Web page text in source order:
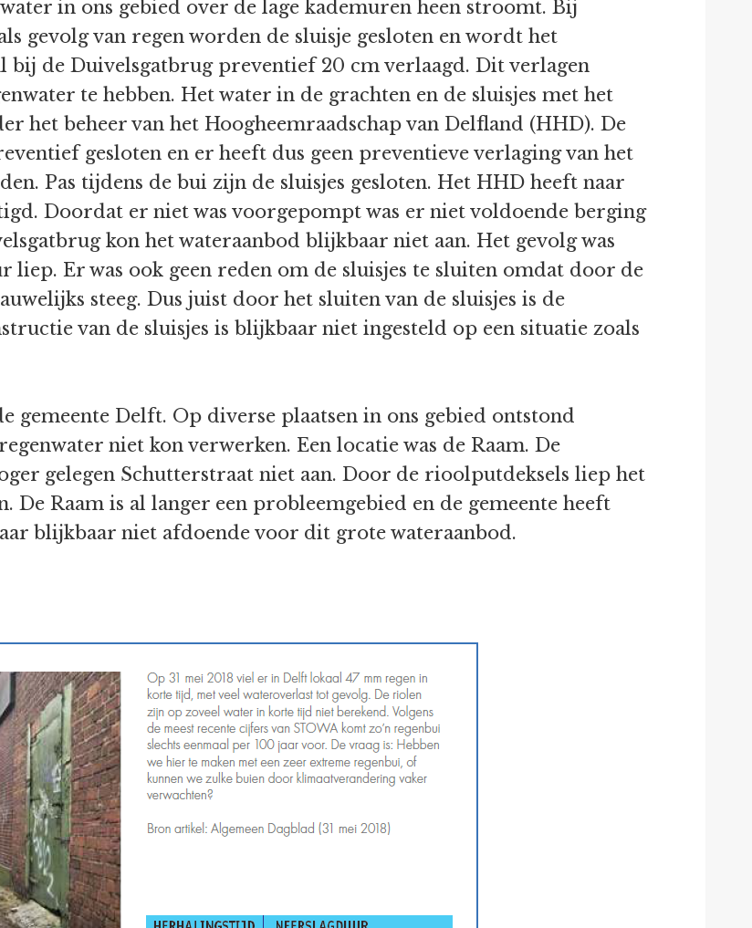
in ons gebied over de lage kademuren heen stroomt. Bij
gevolg van regen worden de sluisje gesloten en wordt het
bij de Duivelsgatbrug preventief 20 cm verlaagd. Dit verlagen
te hebben. Het water in de grachten en de sluisjes met het
het beheer van het Hoogheemraadschap van Delfland (HHD). De
gesloten en er heeft dus geen preventieve verlaging van het
Pas tijdens de bui zijn de sluisjes gesloten. Het HHD heeft naar
Doordat er niet was voorgepompt was er niet voldoende berging
kon het wateraanbod blijkbaar niet aan. Het gevolg was
liep. Er was ook geen reden om de sluisjes te sluiten omdat door de
steeg. Dus juist door het sluiten van de sluisjes is de
van de sluisjes is blijkbaar niet ingesteld op een situatie zoals
gemeente Delft. Op diverse plaatsen in ons gebied ontstond
niet kon verwerken. Een locatie was de Raam. De
gelegen Schutterstraat niet aan. Door de rioolputdeksels liep het
De Raam is al langer een probleemgebied en de gemeente heeft
blijkbaar niet afdoende voor dit grote wateraanbod.